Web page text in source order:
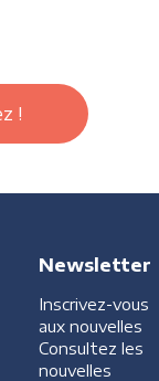
!
Newsletter
Inscrivez-vous
aux nouvelles
Consultez les
nouvelles